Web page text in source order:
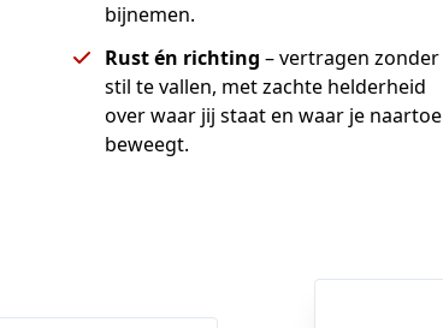
bijnemen.
Rust én richting – vertragen zonder
stil te vallen, met zachte helderheid
over waar jij staat en waar je naartoe
beweegt.